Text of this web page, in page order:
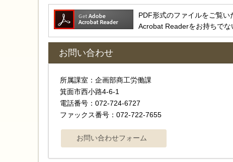
PDF形式のファイルをご覧
Acrobat Readerをお持ちでな
お問い合わせ
所属課室：企画部商工労働課
箕面市西小路4-6-1
電話番号：072-724-6727
ファックス番号：072-722-7655